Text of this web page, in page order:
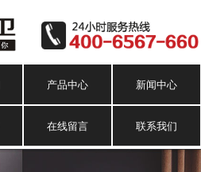
产品中心 新闻中心
在线留言 联系我们